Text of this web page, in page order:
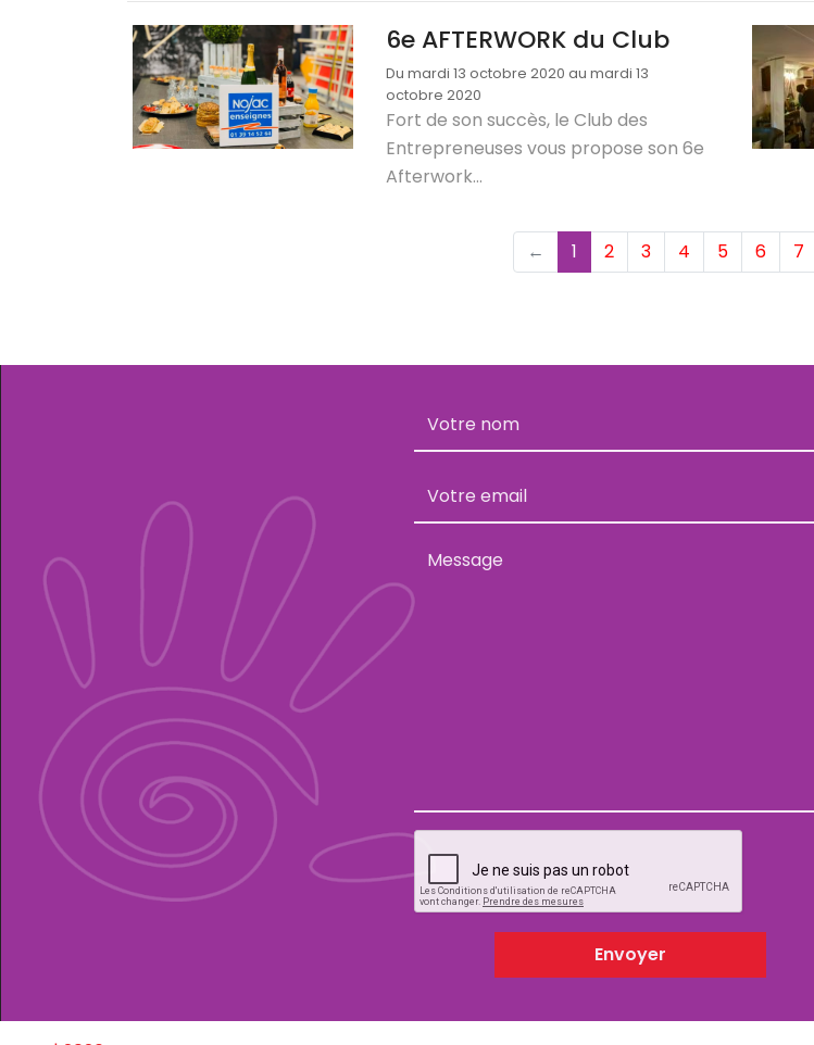
6e AFTERWORK du Club
Du mardi 13 octobre 2020 au mardi 13
octobre 2020
Fort de son succès, le Club des
Entrepreneuses vous propose son 6e
Afterwork...
← 1 (current)
2 3 4 5 6 7
Envoyer